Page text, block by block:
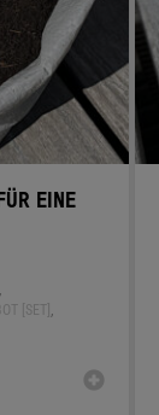
EINE
,
[SET] ,